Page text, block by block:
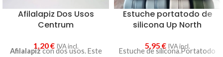
Afilalapiz Dos Usos
Centrum
1,20€ IVA incl.
Afilalapizcon dos usos. Este
Estuche portatodo de
silicona Up North
5,95 € IVA incl.
Estuche de silicona.Portatodo